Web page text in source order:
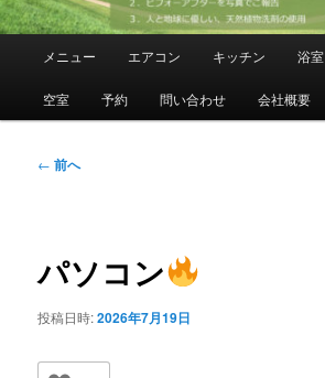
メ
メニュー エアコン キッチン 浴室
空室 予約 問い合わせ 会社概要
投
ー
ョ
← 前へ
パソコン
投稿日時:2026年7月19日